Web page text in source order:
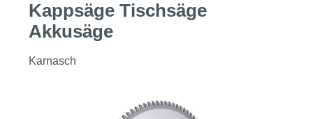
Kappsäge Tischsäge
Akkusäge
Karnasch
Bildergalerie überspringen